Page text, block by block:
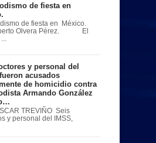
de fiesta en
de fiesta en México.
Olvera Pérez. El
y personal del
fueron acusados
de homicidio contra
Armando González
TREVIÑO Seis
y personal del IMSS,